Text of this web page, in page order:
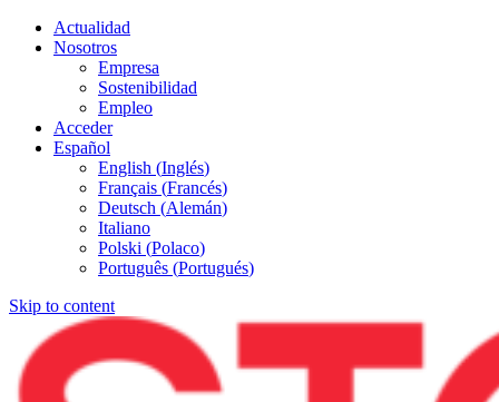
Actualidad
Nosotros
Empresa
Sostenibilidad
Empleo
Acceder
Español
English (Inglés)
Français (Francés)
Deutsch (Alemán)
Italiano
Polski (Polaco)
Português (Portugués)
Skip to content